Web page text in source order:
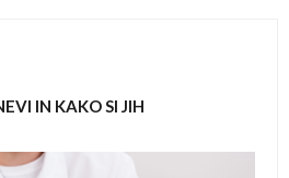
IN KAKO SI JIH